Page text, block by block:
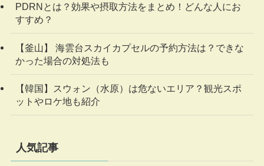
PDRNとは？効果や摂取方法をまとめ！どんな人にお
すすめ？
【釜山】 海雲台スカイカプセルの予約方法は？できな
かった場合の対処法も
【韓国】スウォン（水原）は危ないエリア？観光スポ
ットやロケ地も紹介
人気記事